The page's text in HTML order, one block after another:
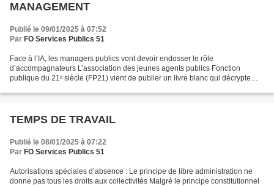
MANAGEMENT
Publié le 09/01/2025 à 07:52
Par FO Services Publics 51
Face à l’IA, les managers publics vont devoir endosser le rôle
d’accompagnateurs L’association des jeunes agents publics Fonction
publique du 21ᵉ siècle (FP21) vient de publier un livre blanc qui décrypte
TEMPS DE TRAVAIL
Publié le 08/01/2025 à 07:22
Par FO Services Publics 51
Autorisations spéciales d’absence : Le principe de libre administration ne
donne pas tous les droits aux collectivités Malgré le principe constitutionnel